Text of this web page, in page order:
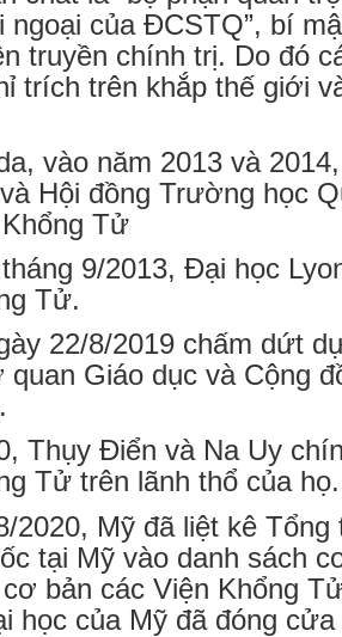
ngoại của ĐCSTQ”, bí
truyền chính trị. Do đó
trích trên khắp thế giới
vào năm 2013 và
Hội đồng Trường học
Tử
9/2013, Đại học
Tử.
22/8/2019 chấm dứt
Giáo dục và Cộng
Thụy Điển và Na Uy
Tử trên lãnh thổ của họ.
2020, Mỹ đã liệt kê
tại Mỹ vào danh sách
bản các Viện Khổng
học của Mỹ đã đóng